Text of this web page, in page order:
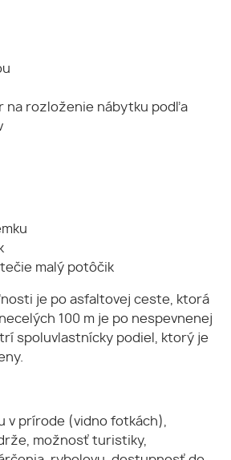
na rozloženie nábytku podľa
malý potôčik
je po asfaltovej ceste, ktorá
100 m je po nespevnenej
spoluvlastnícky podiel, ktorý je
v prírode (vidno fotkách),
možnosť turistiky,